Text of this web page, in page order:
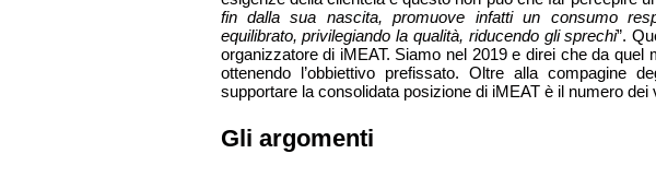
fin dalla sua nascita, promuove infatti un consumo
equilibrato, privilegiando la qualità, riducendo gli sprechi”.
organizzatore di iMEAT. Siamo nel 2019 e direi che da
ottenendo l’obbiettivo prefissato. Oltre alla compagine
supportare la consolidata posizione di iMEAT è il numero
Gli argomenti